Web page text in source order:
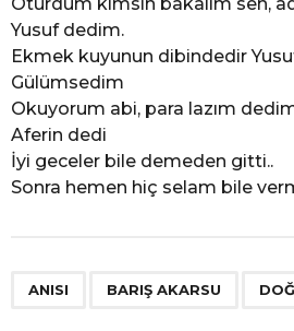
Yusuf dedim.
Ekmek kuyunun dibindedir
Gülümsedim
Okuyorum abi, para lazım
Aferin dedi
İyi geceler bile demeden gitti..
Sonra hemen hiç selam bile
ANISI BARIŞ AKARSU